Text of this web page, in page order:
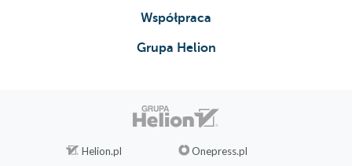
Współpraca
Grupa Helion
Helion.pl Onepress.pl